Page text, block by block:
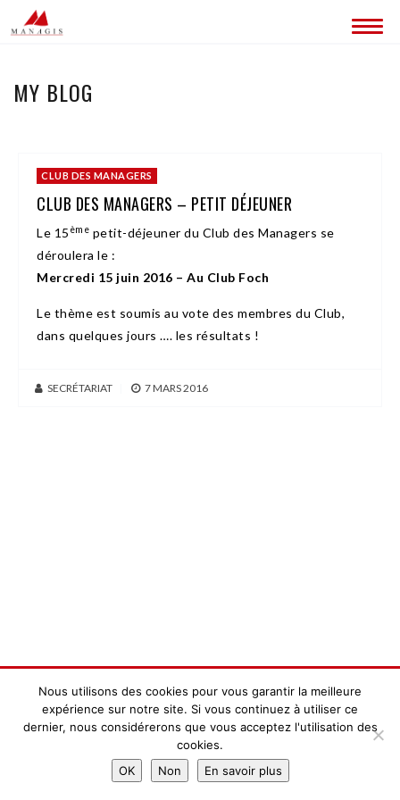
MY BLOG
CLUB DES MANAGERS
CLUB DES MANAGERS – PETIT DÉJEUNER
Le 15 ème petit-déjeuner du Club des Managers se
déroulera le :
Mercredi 15 juin 2016 – Au Club Foch
Le thème est soumis au vote des membres du Club,
dans quelques jours …. les résultats !
SECRÉTARIAT 7 MARS 2016
Nous utilisons des cookies pour vous garantir la meilleure
expérience sur notre site. Si vous continuez à utiliser ce
dernier, nous considérerons que vous acceptez l'utilisation des
cookies.
OK
Non En savoir plus